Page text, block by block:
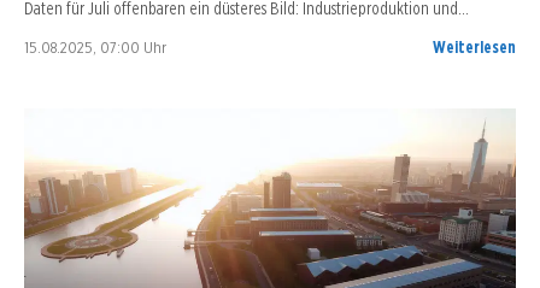
Daten für Juli offenbaren ein düsteres Bild: Industrieproduktion und…
15.08.2025, 07:00 Uhr Weiterlesen